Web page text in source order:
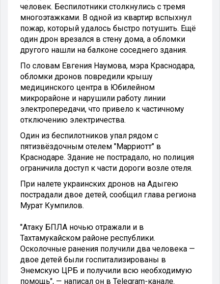
человек. Беспилотники столкнулись с тремя
многоэтажками. В одной из квартир вспыхнул
пожар, который удалось быстро потушить. Ещё
один дрон врезался в стену дома, а обломки
другого нашли на балконе соседнего здания.
По словам Евгения Наумова, мэра Краснодара,
обломки дронов повредили крышу
медицинского центра в Юбилейном
микрорайоне и нарушили работу линии
электропередачи, что привело к частичному
отключению электричества.
Один из беспилотников упал рядом с
пятизвёздочным отелем "Марриотт" в
Краснодаре. Здание не пострадало, но полиция
ограничила доступ к части дороги возле отеля.
При налете украинских дронов на Адыгею
пострадали двое детей, сообщил глава региона
Мурат Кумпилов.
"Атаку БПЛА ночью отражали и в
Тахтамукайском районе республики.
Осколочные ранения получили два человека —
двое детей были госпитализированы в
Энемскую ЦРБ и получили всю необходимую
помощь", — написал он в Telegram-канале.